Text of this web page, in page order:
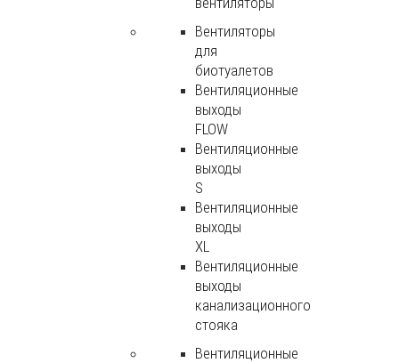
Вентиляторы
для
биотуалетов
Вентиляционные
выходы
FLOW
Вентиляционные
выходы
S
Вентиляционные
выходы
XL
Вентиляционные
выходы
канализационного
стояка
Вентиляционные